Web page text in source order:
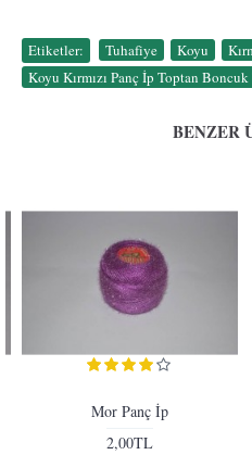
Etiketler: Tuhafiye Koyu
Koyu Kırmızı Panç İp Toptan
BENZER
Mor Panç İp
2,00TL